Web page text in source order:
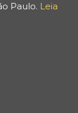
Paulo. Leia